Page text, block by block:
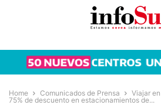
Home Comunicados de Prensa
Viajar
75% de descuento en estacionamientos de...